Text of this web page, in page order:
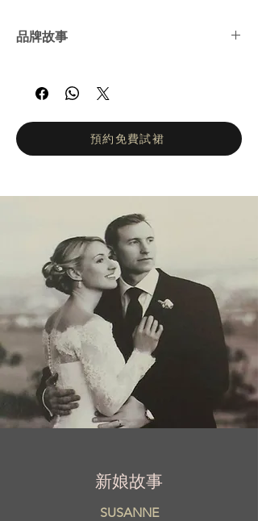
品牌故事
承精緻簡約的設計理念，精湛的工藝和純粹的
前衛風格。所有禮服均採用透視裙擺和華麗細
品牌。自 2013 年進軍國際市場以來，BERTA
以創紀錄的速度迅速成為家喻戶曉的品牌。
預約免費試裙
新娘故事
SUSANNE